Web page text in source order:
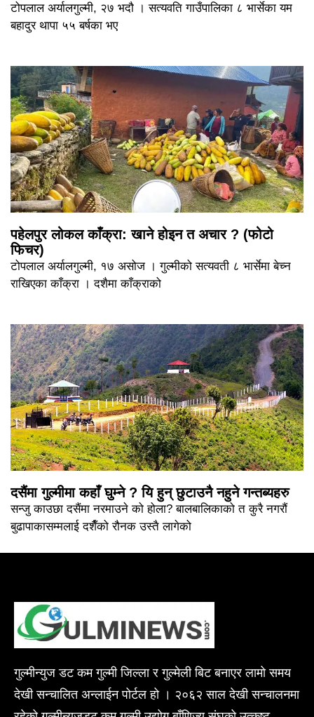
टोपलाल अर्यालगुल्मी, २७ भदौ । सत्यवति गाउँपालिका ८ भार्सेका यम
बहादुर थापा ५५ बर्षका भए
पहेलपुर लोकल काँक्रा: खाने होइन त अचार ? (फोटो
फिचर)
टोपलाल अर्यालगुल्मी, १७ असोज । गुल्मीको सत्यवती ८ भार्सेमा बेच्न
राखिएका काँक्रा । दशैमा काँक्राको
दसैंमा गुल्मीमा कहाँ घुम्ने ? यि हुन् छुटाउनै नहुने गन्तब्यहरु
सन्जु काउछा दसैंमा नरमाउने को होला? बालबालिकाको त कुरै नगरौं
बुढापाकासम्मलाई दशैँको रौनक उस्तै लागेको
गुल्मीन्युज डट कम गुल्मी जिल्ला र गुल्मेली बिट बनाएर लामो समय
देखी सन्चालित अन्लाईन पोर्टल हो । २०६२ साल देखी सन्चालनमा